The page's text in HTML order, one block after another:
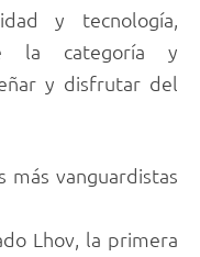
y tecnología,
la categoría y
y disfrutar del
más vanguardistas
Lhov, la primera